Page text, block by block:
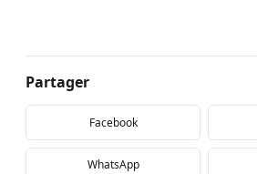
Partager
Facebook
WhatsApp